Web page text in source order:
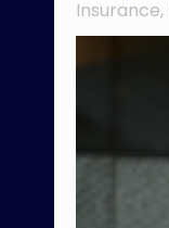
Insurance,